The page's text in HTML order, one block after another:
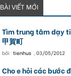
BÀI VIẾT MỚI
Tìm trung tâm dạy
甲賀町
bởi tienhus , 03/05/2012
Cho e hỏi các bước